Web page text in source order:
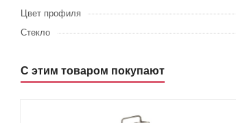
Цвет профиля
Стекло
С этим товаром покупают